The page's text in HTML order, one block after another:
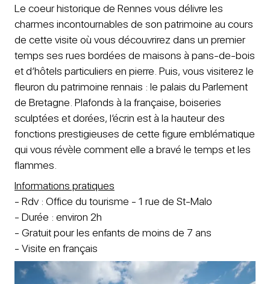
Le coeur historique de Rennes vous délivre les
charmes incontournables de son patrimoine au cours
de cette visite où vous découvrirez dans un premier
temps ses rues bordées de maisons à pans-de-bois
et d’hôtels particuliers en pierre. Puis, vous visiterez le
fleuron du patrimoine rennais : le palais du Parlement
de Bretagne. Plafonds à la française, boiseries
sculptées et dorées, l’écrin est à la hauteur des
fonctions prestigieuses de cette figure emblématique
qui vous révèle comment elle a bravé le temps et les
flammes.
Informations pratiques
- Rdv : Office du tourisme - 1 rue de St-Malo
- Durée : environ 2h
- Gratuit pour les enfants de moins de 7 ans
- Visite en français